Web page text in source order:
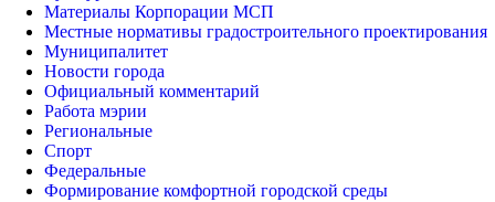
Материалы Корпорации МСП
Местные нормативы градостроительного проектирования
Муниципалитет
Новости города
Официальный комментарий
Работа мэрии
Региональные
Спорт
Федеральные
Формирование комфортной городской среды